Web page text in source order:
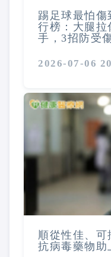
踢足球最怕
行榜：大腿拉
手，3招防受
2026-07-06
順從性佳、可
抗病毒藥物助